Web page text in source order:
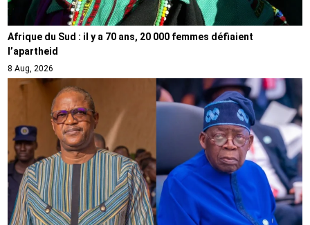
Afrique du Sud : il y a 70 ans, 20 000 femmes défiaient
l’apartheid
8 Aug, 2026